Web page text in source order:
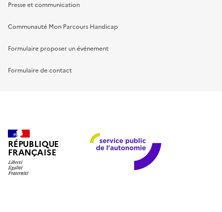
Presse et communication
Communauté Mon Parcours Handicap
Formulaire proposer un événement
Formulaire de contact
RÉPUBLIQUE
FRANÇAISE